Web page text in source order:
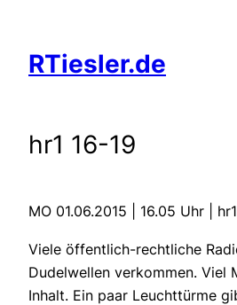
springen
RTiesler.de
hr1 16-19
MO 01.06.2015 | 16.05 Uhr | hr1
Viele öffentlich-rechtliche
Dudelwellen verkommen. Viel
Inhalt. Ein paar Leuchttürme